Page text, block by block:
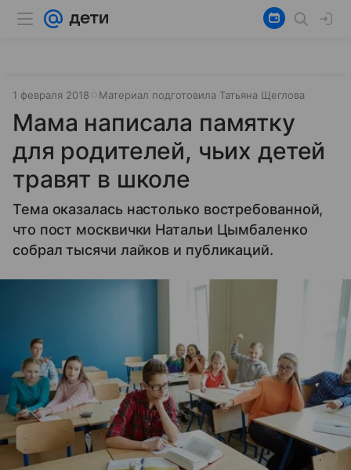
1 февраля 2018 Материал подготовила Татьяна Щеглова
Мама написала памятку
для родителей, чьих детей
травят в школе
Тема оказалась настолько востребованной,
что пост москвички Натальи Цымбаленко
собрал тысячи лайков и публикаций.